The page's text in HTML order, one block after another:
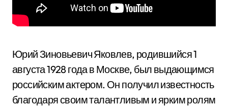
Юрий Зиновьевич Яковлев, родившийся 1
августа 1928 года в Москве, был выдающимся
российским актером. Он получил известность
благодаря своим талантливым и ярким ролям